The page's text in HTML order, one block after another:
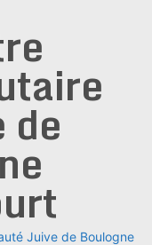
Juive de Boulogne